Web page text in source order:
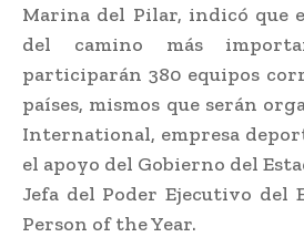
Marina del Pilar, indicó que
del camino más
participarán 380 equipos
países, mismos que serán
International, empresa
el apoyo del Gobierno del
Jefa del Poder Ejecutivo del
Person of the Year.